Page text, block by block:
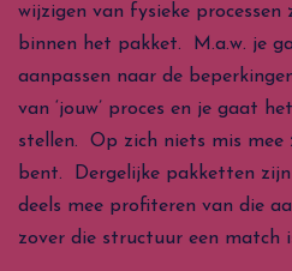
wijzigen van fysieke processen
binnen het pakket. M.a.w. je
aanpassen naar de
van ‘jouw’ proces en je gaat
stellen. Op zich niets mis mee
bent. Dergelijke pakketten zijn
deels mee profiteren van die
zover die structuur een match